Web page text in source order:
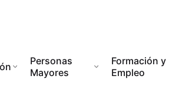
Personas
Mayores
Formación y
Empleo